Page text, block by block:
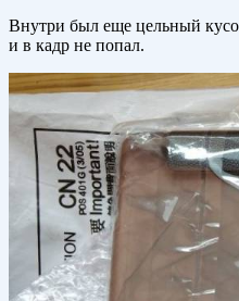
Внутри был еще цельный
и в кадр не попал.